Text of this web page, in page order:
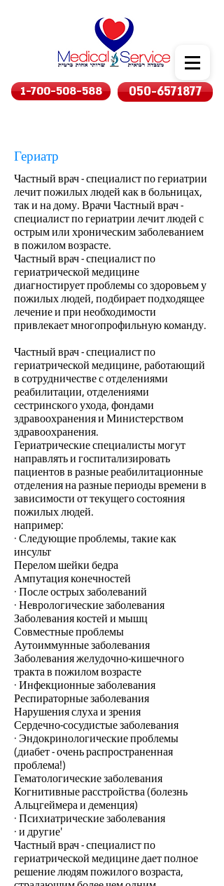
1-700-508-588 050-6571877
Гериатр
Частный врач - специалист по гериатрии
лечит пожилых людей как в больницах,
так и на дому. Врачи Частный врач -
специалист по гериатрии лечит людей с
острым или хроническим заболеванием
в пожилом возрасте.
Частный врач - специалист по
гериатрической медицине
диагностирует проблемы со здоровьем у
пожилых людей, подбирает подходящее
лечение и при необходимости
привлекает многопрофильную команду.
Частный врач - специалист по
гериатрической медицине, работающий
в сотрудничестве с отделениями
реабилитации, отделениями
сестринского ухода, фондами
здравоохранения и Министерством
здравоохранения.
Гериатрические специалисты могут
направлять и госпитализировать
пациентов в разные реабилитационные
отделения на разные периоды времени в
зависимости от текущего состояния
пожилых людей.
например:
· Следующие проблемы, такие как
инсульт
Перелом шейки бедра
Ампутация конечностей
· После острых заболеваний
· Неврологические заболевания
Заболевания костей и мышц
Совместные проблемы
Аутоиммунные заболевания
Заболевания желудочно-кишечного
тракта в пожилом возрасте
· Инфекционные заболевания
Респираторные заболевания
Нарушения слуха и зрения
Сердечно-сосудистые заболевания
· Эндокринологические проблемы
(диабет - очень распространенная
проблема!)
Гематологические заболевания
Когнитивные расстройства (болезнь
Альцгеймера и деменция)
· Психиатрические заболевания
· и другие'
Частный врач - специалист по
гериатрической медицине дает полное
решение людям пожилого возраста,